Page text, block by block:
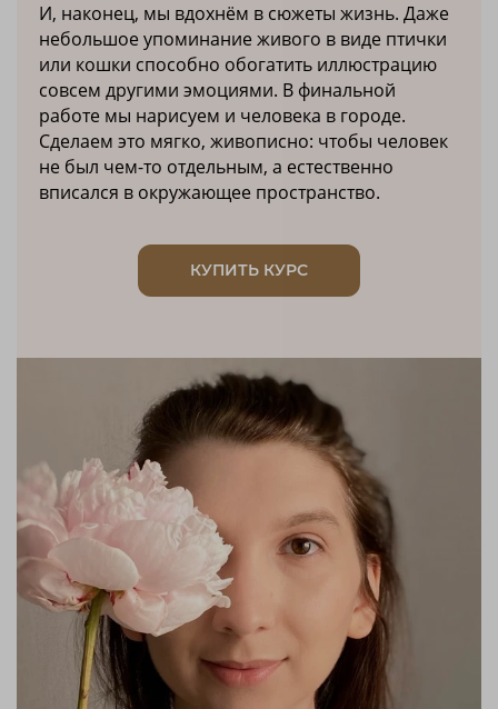
И, наконец, мы вдохнём в сюжеты жизнь. Даже
небольшое упоминание живого в виде птички
или кошки способно обогатить иллюстрацию
совсем другими эмоциями. В финальной
работе мы нарисуем и человека в городе.
Сделаем это мягко, живописно: чтобы человек
не был чем-то отдельным, а естественно
вписался в окружающее пространство.
КУПИТЬ КУРС